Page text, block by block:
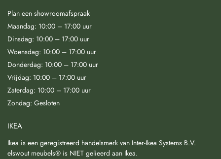
Plan een showroomafspraak
Maandag: 10:00 – 17:00 uur
Dinsdag: 10:00 – 17:00 uur
Woensdag: 10:00 – 17:00 uur
Donderdag: 10:00 – 17:00 uur
Vrijdag: 10:00 – 17:00 uur
Zaterdag: 10:00 – 17:00 uur
Zondag: Gesloten
IKEA
Ikea is een geregistreerd handelsmerk van Inter-Ikea Systems B.V.
elswout meubels® is NIET gelieerd aan Ikea.